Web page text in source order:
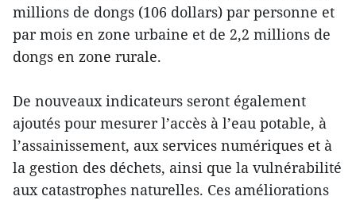
millions de dongs (106 dollars) par personne et
par mois en zone urbaine et de 2,2 millions de
dongs en zone rurale.
De nouveaux indicateurs seront également
ajoutés pour mesurer l’accès à l’eau potable, à
l’assainissement, aux services numériques et à
la gestion des déchets, ainsi que la vulnérabilité
aux catastrophes naturelles. Ces améliorations